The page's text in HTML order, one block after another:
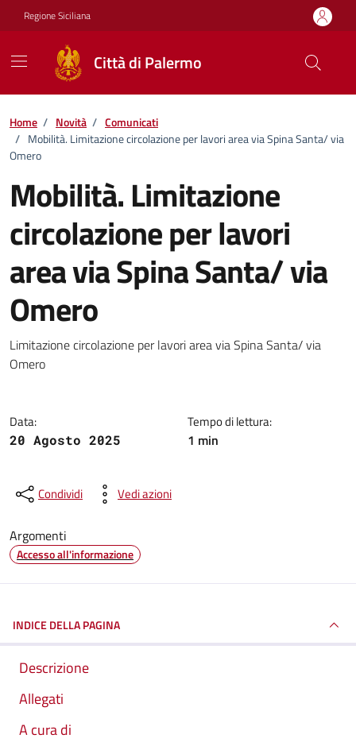
Vai ai contenuti
Vai al footer
Regione Siciliana
Città di Palermo
Home / Novità / Comunicati
/ Mobilità. Limitazione circolazione per lavori area via Spina Santa/ via
Omero
Mobilità. Limitazione
circolazione per lavori
area via Spina Santa/ via
Omero
Dettagli della notizia
Limitazione circolazione per lavori area via Spina Santa/ via
Omero
Data:
20 Agosto 2025
Tempo di lettura:
1 min
Condividi Vedi azioni
Argomenti
Accesso all'informazione
INDICE DELLA PAGINA
Descrizione
Allegati
A cura di